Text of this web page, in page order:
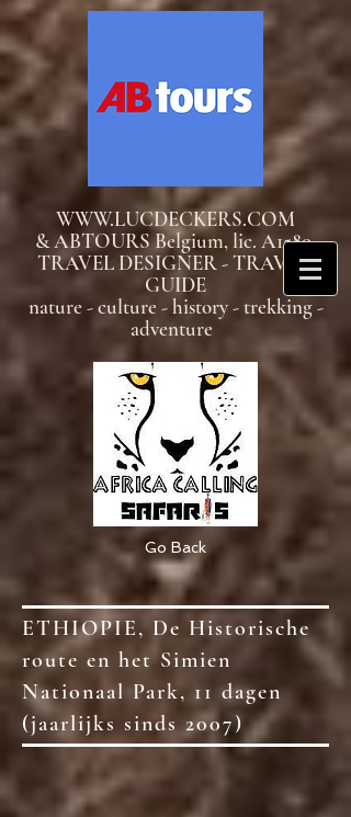
WWW.LUCDECKERS.COM
& ABTOURS Belgium, lic. A1580
TRAVEL DESIGNER - TRAVEL
GUIDE
nature - culture - history - trekking -
adventure
Go Back
ETHIOPIE, De Historische
route en het Simien
Nationaal Park, 11 dagen
(jaarlijks sinds 2007)